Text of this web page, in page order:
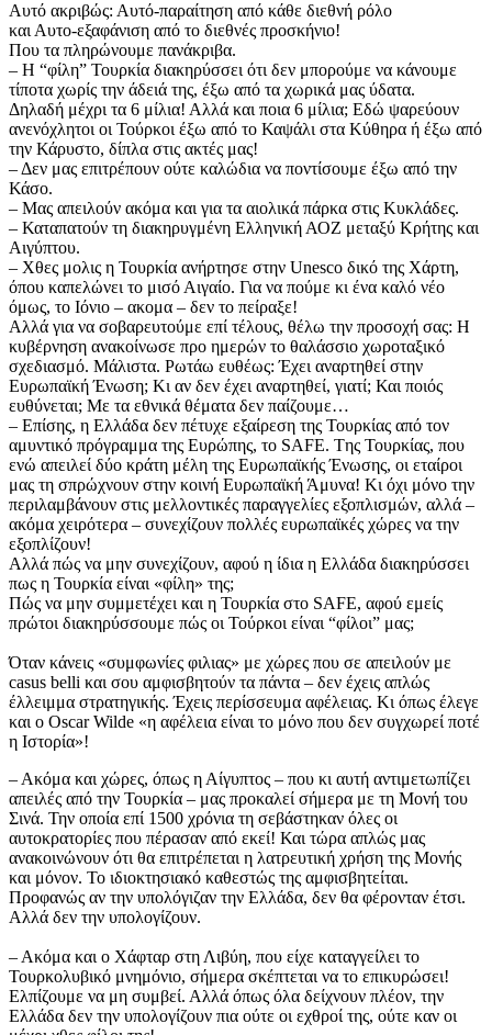
​Αυτό ακριβώς: Αυτό-παραίτηση από κάθε διεθνή ρόλο
​και Αυτο-εξαφάνιση από το διεθνές προσκήνιο!
​Που τα πληρώνουμε πανάκριβα.
​– Η “φίλη” Τουρκία διακηρύσσει ότι δεν μπορούμε να κάνουμε
τίποτα χωρίς την άδειά της, έξω από τα χωρικά μας ύδατα.
​Δηλαδή μέχρι τα 6 μίλια! Αλλά και ποια 6 μίλια; Εδώ ψαρεύουν
ανενόχλητοι οι Τούρκοι έξω από το Καψάλι στα Κύθηρα ή έξω από
την Κάρυστο, δίπλα στις ακτές μας!
​– Δεν μας επιτρέπουν ούτε καλώδια να ποντίσουμε έξω από την
Κάσο.
​– Μας απειλούν ακόμα και για τα αιολικά πάρκα στις Κυκλάδες.
​– Καταπατούν τη διακηρυγμένη Ελληνική ΑΟΖ μεταξύ Κρήτης και
Αιγύπτου.
​– Χθες μολις η Τουρκία ανήρτησε στην Unesco δικό της Χάρτη,
όπου καπελώνει το μισό Αιγαίο. Για να πούμε κι ένα καλό νέο
όμως, το Ιόνιο – ακομα – δεν το πείραξε!
​Aλλά για να σοβαρευτούμε επί τέλους, θέλω την προσοχή σας: Η
κυβέρνηση ανακοίνωσε προ ημερών το θαλάσσιο χωροταξικό
σχεδιασμό. Μάλιστα. Ρωτάω ευθέως: Έχει αναρτηθεί στην
Ευρωπαϊκή Ένωση; Κι αν δεν έχει αναρτηθεί, γιατί; Και ποιός
ευθύνεται; Με τα εθνικά θέματα δεν παίζουμε…
​– Επίσης, η Ελλάδα δεν πέτυχε εξαίρεση της Τουρκίας από τον
αμυντικό πρόγραμμα της Ευρώπης, το SAFE. Tης Τουρκίας, που
ενώ απειλεί δύο κράτη μέλη της Ευρωπαϊκής Ένωσης, οι εταίροι
μας τη σπρώχνουν στην κοινή Ευρωπαϊκή Άμυνα! Κι όχι μόνο την
περιλαμβάνουν στις μελλοντικές παραγγελίες εξοπλισμών, αλλά –
ακόμα χειρότερα – συνεχίζουν πολλές ευρωπαϊκές χώρες να την
εξοπλίζουν!
​Αλλά πώς να μην συνεχίζουν, αφού η ίδια η Ελλάδα διακηρύσσει
πως η Τουρκία είναι «φίλη» της;
​Πώς να μην συμμετέχει και η Τουρκία στο SAFE, αφού εμείς
πρώτοι διακηρύσσουμε πώς οι Τούρκοι είναι “φίλοι” μας;
Όταν κάνεις «συμφωνίες φιλιας» με χώρες που σε απειλούν με
casus belli και σου αμφισβητούν τα πάντα – δεν έχεις απλώς
έλλειμμα στρατηγικής. Έχεις περίσσευμα αφέλειας. Κι όπως έλεγε
και ο Οscar Wilde «η αφέλεια είναι το μόνο που δεν συγχωρεί ποτέ
η Ιστορία»!
​– Ακόμα και χώρες, όπως η Αίγυπτος – που κι αυτή αντιμετωπίζει
απειλές από την Τουρκία – μας προκαλεί σήμερα με τη Μονή του
Σινά. Την οποία επί 1500 χρόνια τη σεβάστηκαν όλες οι
αυτοκρατορίες που πέρασαν από εκεί! Και τώρα απλώς μας
ανακοινώνουν ότι θα επιτρέπεται η λατρευτική χρήση της Μονής
και μόνον. Το ιδιοκτησιακό καθεστώς της αμφισβητείται.
Προφανώς αν την υπολόγιζαν την Ελλάδα, δεν θα φέρονταν έτσι.
Αλλά δεν την υπολογίζουν.
​– Ακόμα και ο Χάφταρ στη Λιβύη, που είχε καταγγείλει το
Τουρκολυβικό μνημόνιο, σήμερα σκέπτεται να το επικυρώσει!
Ελπίζουμε να μη συμβεί. Αλλά όπως όλα δείχνουν πλέον, την
Ελλάδα δεν την υπολογίζουν πια ούτε οι εχθροί της, ούτε καν οι